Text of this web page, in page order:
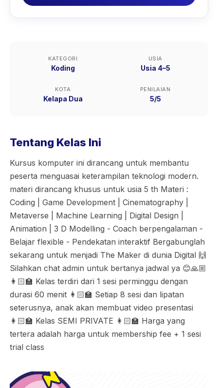
KATEGORI
Koding
USIA
Usia 4–5
KOTA
Kelapa Dua
PENILAIAN
5/5
Tentang Kelas Ini
Kursus komputer ini dirancang untuk membantu
peserta menguasai keterampilan teknologi modern.
materi dirancang khusus untuk usia 5 th Materi :
Coding | Game Development | Cinematography |
Metaverse | Machine Learning | Digital Design |
Animation | 3 D Modelling - Coach berpengalaman -
Belajar flexible - Pendekatan interaktif Bergabunglah
sekarang untuk menjadi The Maker di dunia Digital 🙌
Silahkan chat admin untuk bertanya jadwal ya 😊🙏🏼
👩🏻‍🏫 Kelas terdiri dari 1 sesi perminggu dengan
durasi 60 menit 👩🏻‍🏫 Setiap 8 sesi dan lipatan
seterusnya, anak akan membuat video presentasi
👩🏻‍🏫 Kelas SEMI PRIVATE 👩🏻‍🏫 Harga yang
tertera adalah harga untuk membership fee + 1 sesi
trial class